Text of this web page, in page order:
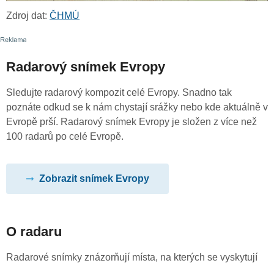
Zdroj dat: ČHMÚ
Radarový snímek Evropy
Sledujte radarový kompozit celé Evropy. Snadno tak
poznáte odkud se k nám chystají srážky nebo kde aktuálně v
Evropě prší. Radarový snímek Evropy je složen z více než
100 radarů po celé Evropě.
Zobrazit snímek Evropy
O radaru
Radarové snímky znázorňují místa, na kterých se vyskytují